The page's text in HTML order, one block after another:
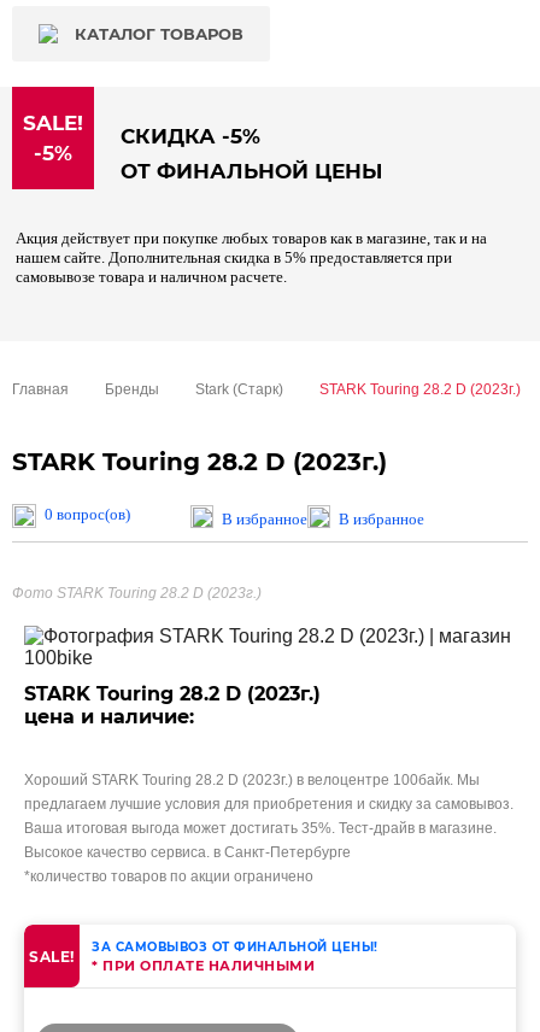
КАТАЛОГ ТОВАРОВ
SALE!
-5%
СКИДКА -5%
ОТ ФИНАЛЬНОЙ ЦЕНЫ
Акция действует при покупке любых товаров как в магазине, так и на
нашем сайте. Дополнительная скидка в 5% предоставляется при
самовывозе товара и наличном расчете.
Главная Бренды Stark (Старк) STARK Touring 28.2 D (2023г.)
STARK Touring 28.2 D (2023г.)
0 вопрос(ов) В избранное В избранное
Фото STARK Touring 28.2 D (2023г.)
STARK Touring 28.2 D (2023г.)
цена и наличие:
Хороший STARK Touring 28.2 D (2023г.) в велоцентре 100байк. Мы
предлагаем лучшие условия для приобретения и скидку за самовывоз.
Ваша итоговая выгода может достигать 35%. Тест-драйв в магазине.
Высокое качество сервиса. в Санкт-Петербурге
*количество товаров по акции ограничено
SALE! ЗА САМОВЫВОЗ ОТ ФИНАЛЬНОЙ ЦЕНЫ!
* ПРИ ОПЛАТЕ НАЛИЧНЫМИ